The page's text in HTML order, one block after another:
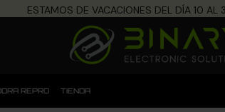
ESTAMOS DE VACACIONES DEL DÍA 10 AL
REPRO TIENDA